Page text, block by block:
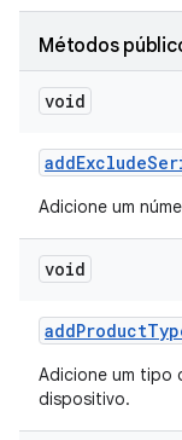
Métodos
void
addExclude
Adicione um
void
addProduct
Adicione um tipo
dispositivo.